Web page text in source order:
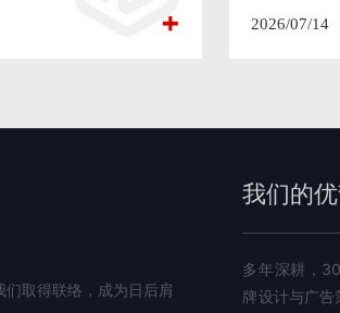
2026/07/14
取得联络，成为日后肩
我们的
多年深耕，
牌设计与广告